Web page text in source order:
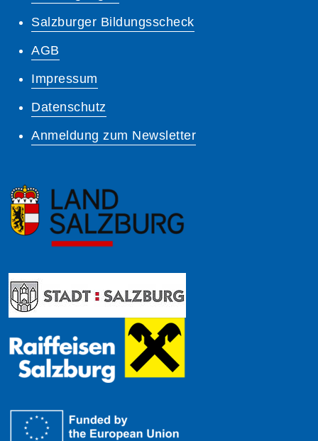
Salzburger Bildungsscheck
AGB
Impressum
Datenschutz
Anmeldung zum Newsletter